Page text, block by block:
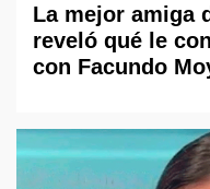
La mejor amiga
reveló qué le
con Facundo